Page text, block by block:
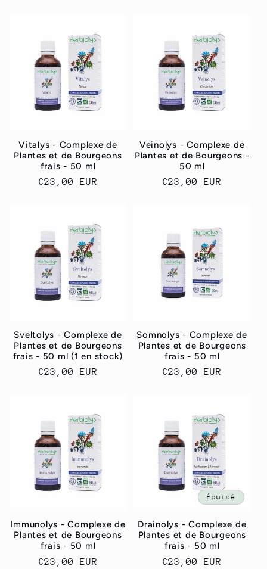
Vitalys - Complexe de
Plantes et de Bourgeons
frais - 50 ml
Prix
€23,00 EUR
Veinolys - Complexe de
Plantes et de Bourgeons -
50 ml
Prix
€23,00 EUR
Sveltolys - Complexe de
Plantes et de Bourgeons
frais - 50 ml (1 en stock)
Prix
€23,00 EUR
Somnolys - Complexe de
Plantes et de Bourgeons
frais - 50 ml
Prix
€23,00 EUR
Immunolys - Complexe de
Plantes et de Bourgeons
frais - 50 ml
Prix
€23,00 EUR
Épuisé
Drainolys - Complexe de
Plantes et de Bourgeons
frais - 50 ml
Prix
€23,00 EUR